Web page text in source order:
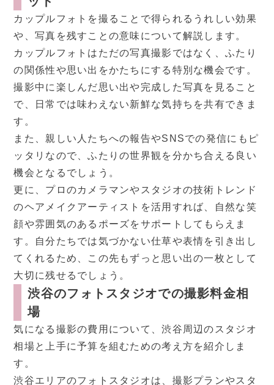
カップルフォトを撮ることで得られるうれしい効果
や、写真を残すことの意味について解説します。
カップルフォトはただの写真撮影ではなく、ふたり
の関係性や思い出をかたちにする特別な機会です。
撮影中に楽しんだ思い出や完成した写真を見ること
で、日常では味わえない新鮮な気持ちを共有できま
す。
また、親しい人たちへの報告やSNSでの発信にもピ
ッタリなので、ふたりの世界観を分かち合える良い
機会となるでしょう。
更に、プロのカメラマンやスタジオの技術トレンド
のヘアメイクアーティストを活用すれば、自然な笑
顔や雰囲気のあるポーズをサポートしてもらえま
す。自分たちでは気づかない仕草や表情を引き出し
てくれるため、この先もずっと思い出の一枚として
大切に残せるでしょう。
渋谷のフォトスタジオでの撮影料金相
場
気になる撮影の費用について、渋谷周辺のスタジオ
相場と上手に予算を組むための考え方を紹介しま
す。
渋谷エリアのフォトスタジオは、撮影プランやスタ